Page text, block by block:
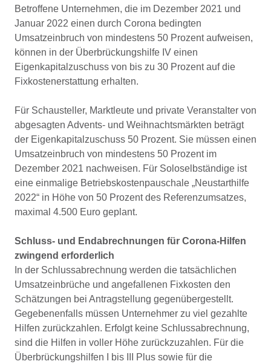
Betroffene Unternehmen, die im Dezember 2021 und
Januar 2022 einen durch Corona bedingten
Umsatzeinbruch von mindestens 50 Prozent aufweisen,
können in der Überbrückungshilfe IV einen
Eigenkapitalzuschuss von bis zu 30 Prozent auf die
Fixkostenerstattung erhalten.
Für Schausteller, Marktleute und private Veranstalter von
abgesagten Advents- und Weihnachtsmärkten beträgt
der Eigenkapitalzuschuss 50 Prozent. Sie müssen einen
Umsatzeinbruch von mindestens 50 Prozent im
Dezember 2021 nachweisen. Für Soloselbständige ist
eine einmalige Betriebskostenpauschale „Neustarthilfe
2022“ in Höhe von 50 Prozent des Referenzumsatzes,
maximal 4.500 Euro geplant.
Schluss- und Endabrechnungen für Corona-Hilfen
zwingend erforderlich
In der Schlussabrechnung werden die tatsächlichen
Umsatzeinbrüche und angefallenen Fixkosten den
Schätzungen bei Antragstellung gegenübergestellt.
Gegebenenfalls müssen Unternehmer zu viel gezahlte
Hilfen zurückzahlen. Erfolgt keine Schlussabrechnung,
sind die Hilfen in voller Höhe zurückzuzahlen. Für die
Überbrückungshilfen I bis III Plus sowie für die